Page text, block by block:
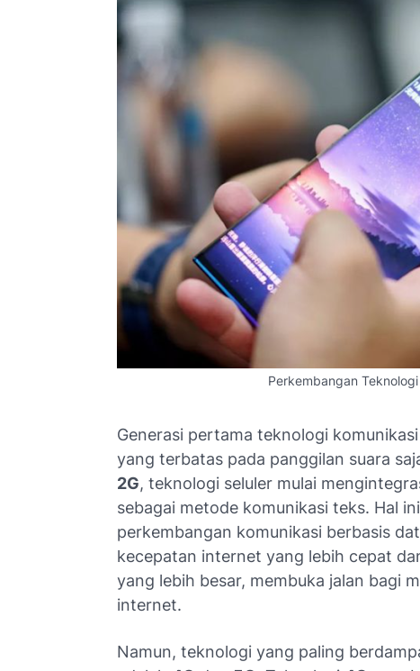
Perkembangan
Generasi pertama teknologi
yang terbatas pada panggilan suara
2G, teknologi seluler mulai
sebagai metode komunikasi teks. Hal
perkembangan komunikasi berbasis
kecepatan internet yang lebih cepat
yang lebih besar, membuka jalan bagi
internet.
Namun, teknologi yang paling